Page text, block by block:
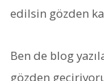
edilsin gözden
Ben de blog
gözden